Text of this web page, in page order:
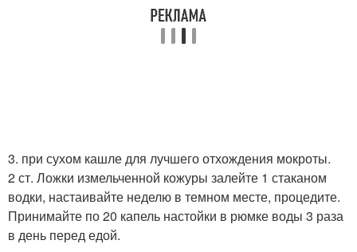
3. при сухом кашле для лучшего отхождения мокроты.
2 ст. Ложки измельченной кожуры залейте 1 стаканом
водки, настаивайте неделю в темном месте, процедите.
Принимайте по 20 капель настойки в рюмке воды 3 раза
в день перед едой.